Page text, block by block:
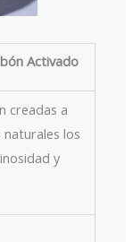
Activado
creadas a
los
y